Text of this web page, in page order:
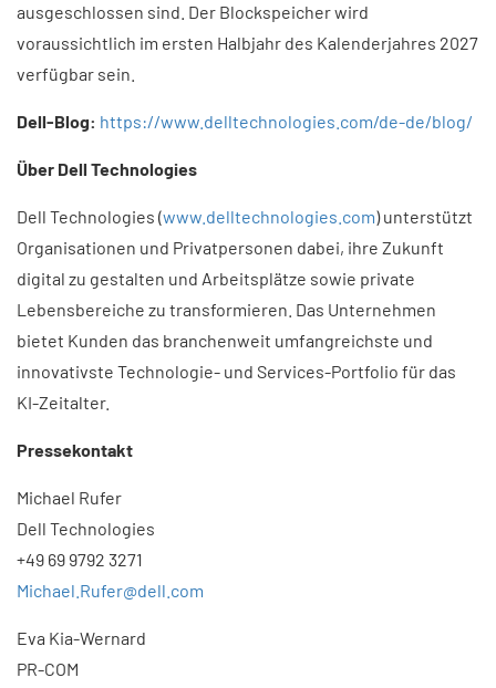
ausgeschlossen sind. Der Blockspeicher wird
voraussichtlich im ersten Halbjahr des Kalenderjahres 2027
verfügbar sein.​
Dell-Blog: https://www.delltechnologies.com/de-de/blog/
Über Dell Technologies
Dell Technologies (www.delltechnologies.com) unterstützt
Organisationen und Privatpersonen dabei, ihre Zukunft
digital zu gestalten und Arbeitsplätze sowie private
Lebensbereiche zu transformieren. Das Unternehmen
bietet Kunden das branchenweit umfangreichste und
innovativste Technologie- und Services-Portfolio für das
KI-Zeitalter.
Pressekontakt
Michael Rufer
Dell Technologies
+49 69 9792 3271
Michael.Rufer@dell.com
Eva Kia-Wernard
PR-COM